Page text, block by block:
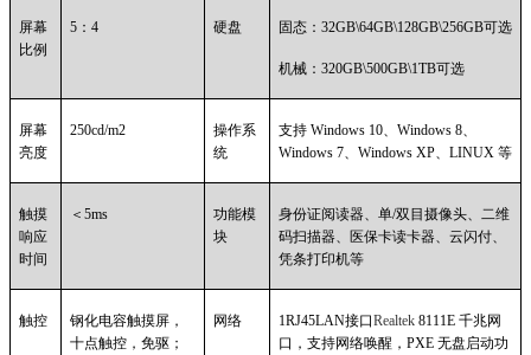
屏幕
比例
5 ：4 硬盘 固态：32GB\64GB\128GB\256GB可选
机械：320GB\500GB\1TB可选
屏幕
亮度
250cd/m2
操作系
统
支持 Windows 10、Windows 8、
Windows 7、Windows XP、LINUX 等
触摸
响应
时间
＜5ms
功能模
块
身份证阅读器、单/双目摄像头、二维
码扫描器、医保卡读卡器、云闪付、
凭条打印机等
触控
钢化电容触摸屏，
十点触控，免驱；
网络 1RJ45LAN接口Realtek 8111E 千兆网
口，支持网络唤醒，PXE 无盘启动功